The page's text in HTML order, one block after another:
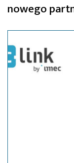
nowego